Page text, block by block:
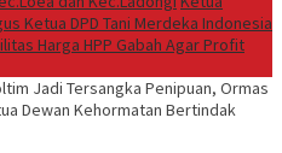
Ketua DPD Tani Merdeka Indonesia
Harga HPP Gabah Agar Profit
Jadi Tersangka Penipuan, Ormas
Dewan Kehormatan Bertindak